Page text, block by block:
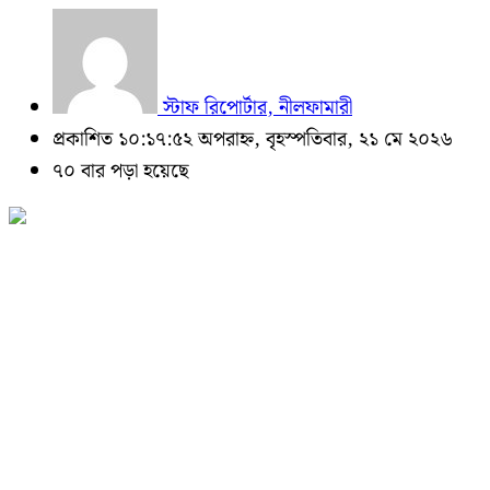
স্টাফ রিপোর্টার, নীলফামারী
প্রকাশিত ১০:১৭:৫২ অপরাহ্ন, বৃহস্পতিবার, ২১ মে ২০২৬
৭০ বার পড়া হয়েছে